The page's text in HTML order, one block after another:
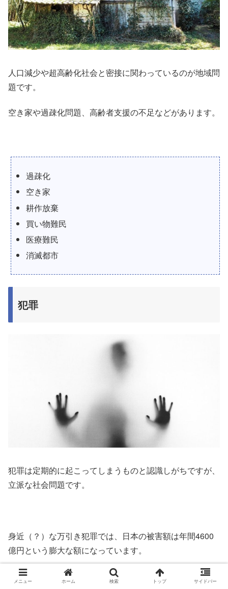
人口減少や超高齢化社会と密接に関わっているのが地域問
題です。
空き家や過疎化問題、高齢者支援の不足などがあります。
過疎化
空き家
耕作放棄
買い物難民
医療難民
消滅都市
犯罪
犯罪は定期的に起こってしまうものと認識しがちですが、
立派な社会問題です。
身近（？）な万引き犯罪では、日本の被害額は年間4600
億円という膨大な額になっています。
SNSの誹謗中傷や性犯罪、海外では銃の乱射やテロが起
メニュー ホーム 検索 トップ サイドバー